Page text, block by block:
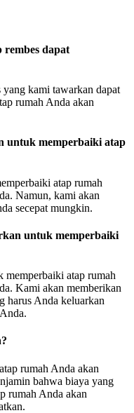
rembes dapat
yang kami tawarkan dapat
rumah Anda akan
untuk memperbaiki atap
atap rumah
Namun, kami akan
secepat mungkin.
untuk memperbaiki
memperbaiki atap rumah
Kami akan memberikan
harus Anda keluarkan
rumah Anda akan
bahwa biaya yang
rumah Anda akan